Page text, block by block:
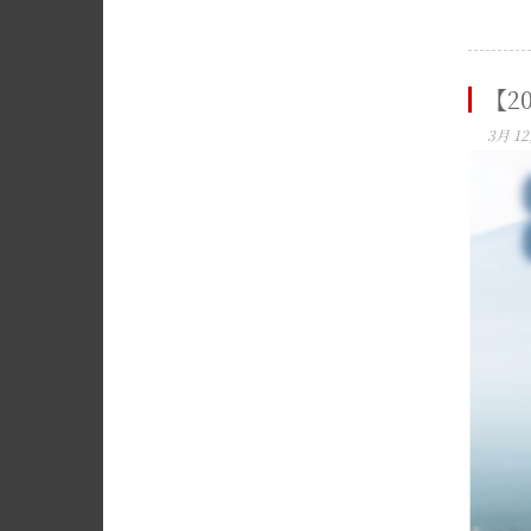
【
3月